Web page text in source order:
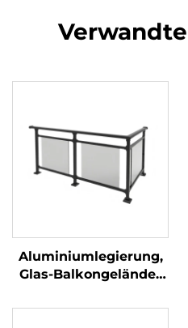
Aluminiumlegierung,
Glas-Balkongeländer
Klappdesign mit